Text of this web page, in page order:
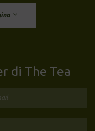
di The Tea